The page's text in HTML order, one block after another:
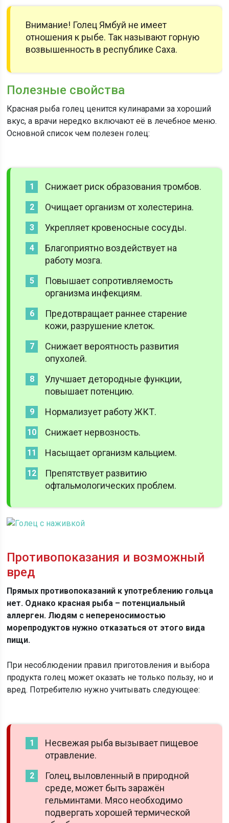
Внимание! Голец Ямбуй не имеет
отношения к рыбе. Так называют горную
возвышенность в республике Саха.
Полезные свойства
Красная рыба голец ценится кулинарами за хороший
вкус, а врачи нередко включают её в лечебное меню.
Основной список чем полезен голец:
Снижает риск образования тромбов.
Очищает организм от холестерина.
Укрепляет кровеносные сосуды.
Благоприятно воздействует на
работу мозга.
Повышает сопротивляемость
организма инфекциям.
Предотвращает раннее старение
кожи, разрушение клеток.
Снижает вероятность развития
опухолей.
Улучшает детородные функции,
повышает потенцию.
Нормализует работу ЖКТ.
Снижает нервозность.
Насыщает организм кальцием.
Препятствует развитию
офтальмологических проблем.
Противопоказания и возможный
вред
Прямых противопоказаний к употреблению гольца
нет. Однако красная рыба – потенциальный
аллерген. Людям с непереносимостью
морепродуктов нужно отказаться от этого вида
пищи.
При несоблюдении правил приготовления и выбора
продукта голец может оказать не только пользу, но и
вред. Потребителю нужно учитывать следующее:
Несвежая рыба вызывает пищевое
отравление.
Голец, выловленный в природной
среде, может быть заражён
гельминтами. Мясо необходимо
подвергать хорошей термической